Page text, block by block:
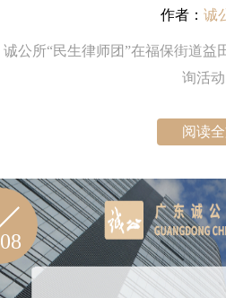
作者： 诚
诚公所“民生律师团”在福保街道益
询活动
阅读
08